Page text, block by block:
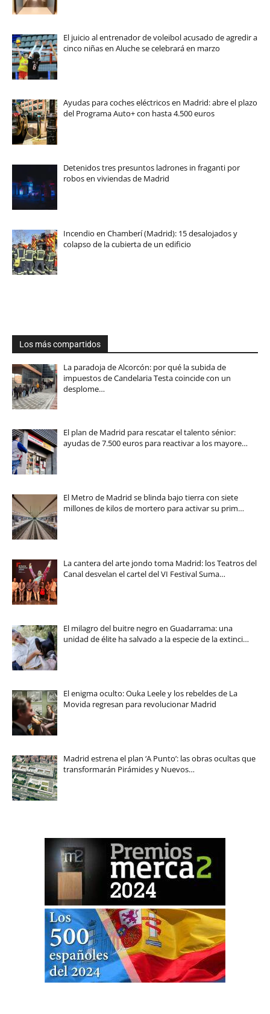
El juicio al entrenador de voleibol acusado de agredir a
cinco niñas en Aluche se celebrará en marzo
Ayudas para coches eléctricos en Madrid: abre el plazo
del Programa Auto+ con hasta 4.500 euros
Detenidos tres presuntos ladrones in fraganti por
robos en viviendas de Madrid
Incendio en Chamberí (Madrid): 15 desalojados y
colapso de la cubierta de un edificio
Los más compartidos
La paradoja de Alcorcón: por qué la subida de
impuestos de Candelaria Testa coincide con un
desplome…
El plan de Madrid para rescatar el talento sénior:
ayudas de 7.500 euros para reactivar a los mayore…
El Metro de Madrid se blinda bajo tierra con siete
millones de kilos de mortero para activar su prim…
La cantera del arte jondo toma Madrid: los Teatros del
Canal desvelan el cartel del VI Festival Suma…
El milagro del buitre negro en Guadarrama: una
unidad de élite ha salvado a la especie de la extinci…
El enigma oculto: Ouka Leele y los rebeldes de La
Movida regresan para revolucionar Madrid
Madrid estrena el plan ‘A Punto’: las obras ocultas que
transformarán Pirámides y Nuevos…